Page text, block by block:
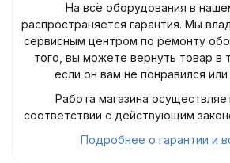
На всё оборудования в
распространяется гарантия. Мы
сервисным центром по ремонту
того, вы можете вернуть товар в
если он вам не понравился
Работа магазина
соответствии с действующим
Подробнее о гарантии и